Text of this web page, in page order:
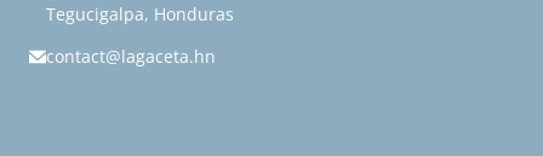
Tegucigalpa, Honduras
contact@lagaceta.hn